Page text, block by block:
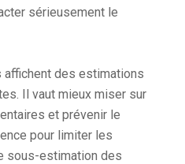
sérieusement le
des estimations
Il vaut mieux miser sur
et prévenir le
pour limiter les
sous-estimation des